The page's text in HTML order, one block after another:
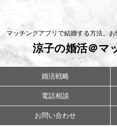
マッチングアプリで結婚する方法。
涼子の婚活＠マ
婚活戦略
電話相談
お問い合わせ